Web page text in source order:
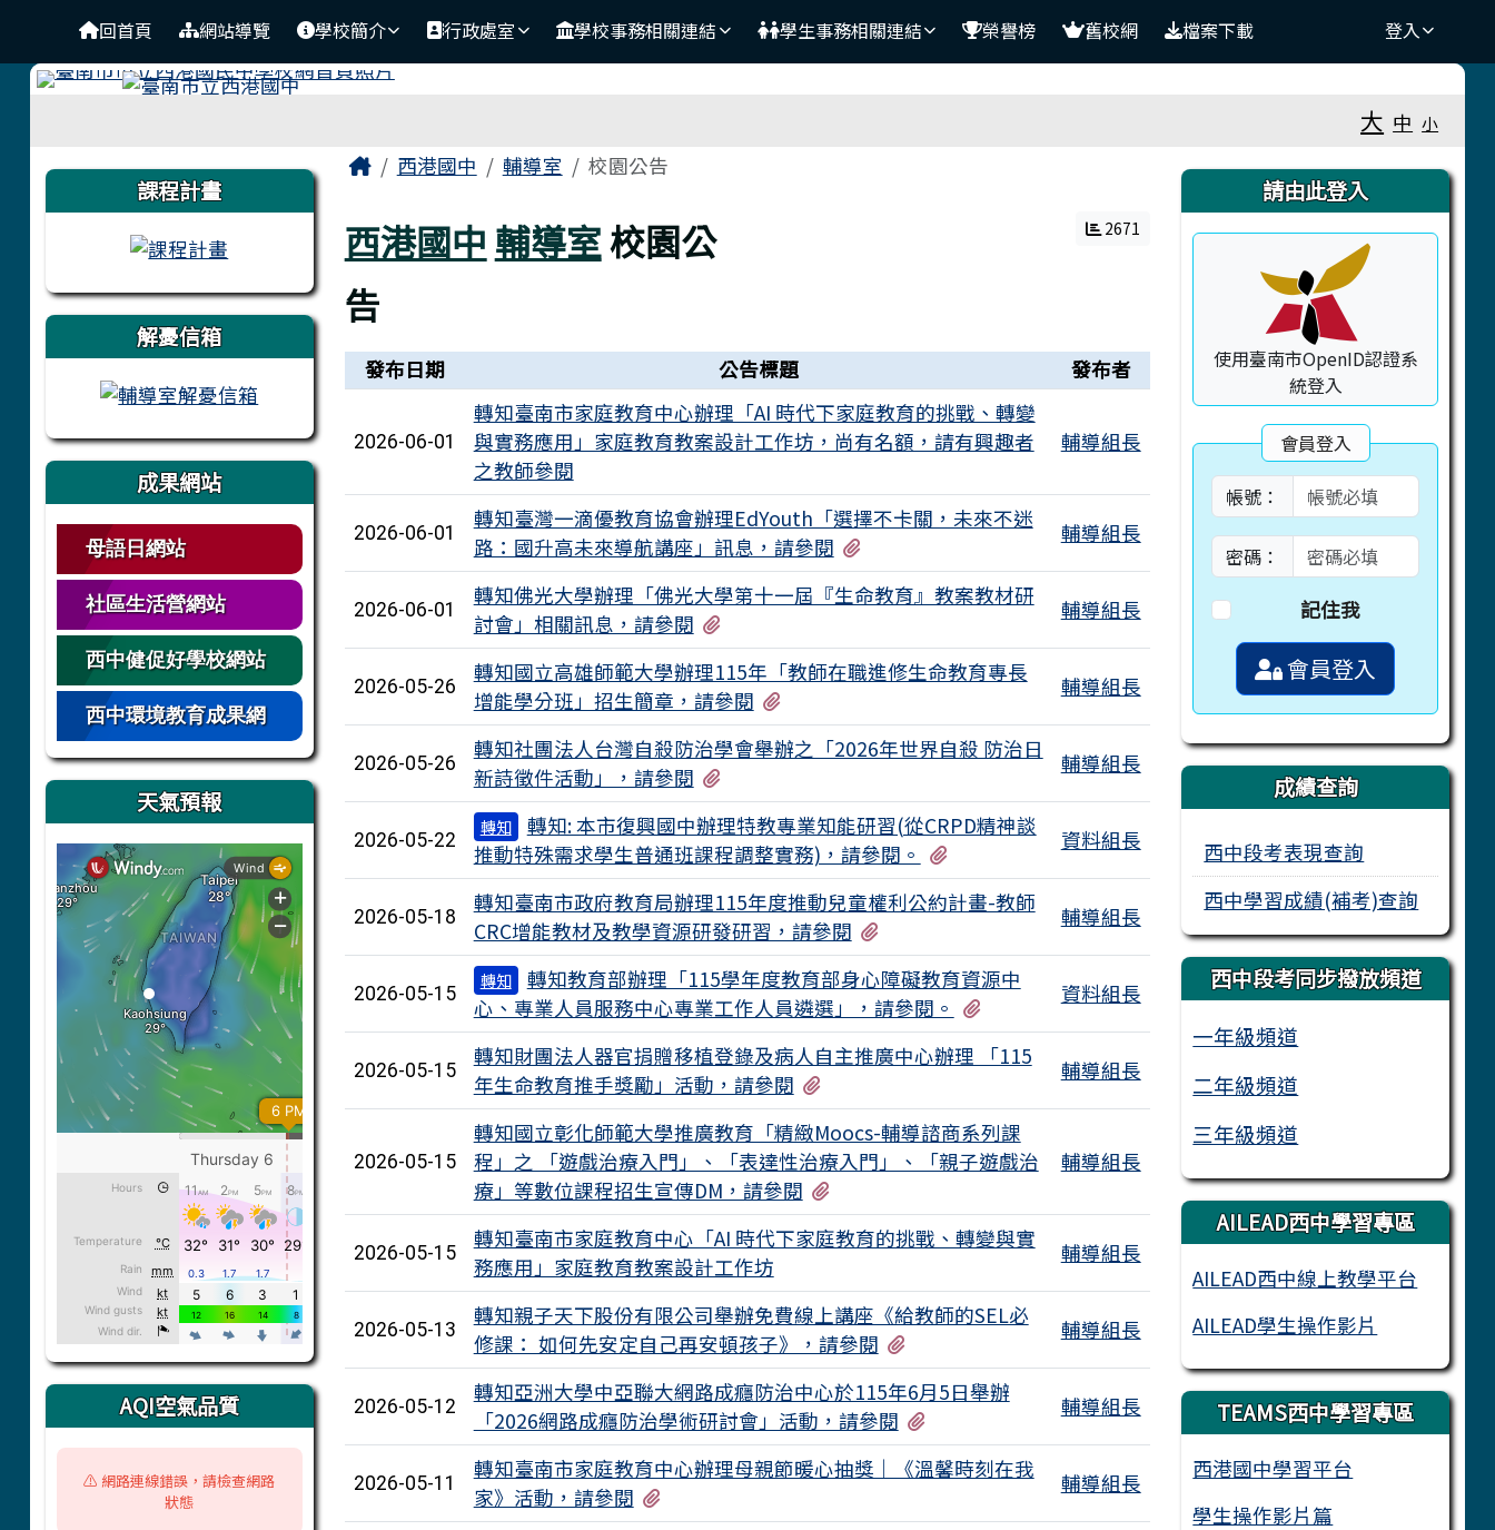
臺南市立西港國中
導覽列回首頁 網站導覽 學校簡介 行政處室 學校事務相關連結 學生事務相關連結 榮譽榜 舊校網 檔案下載 登入
大 中 小
左邊區域內容
課程計畫
解憂信箱
成果網站
母語日網站
社區生活營網站
西中健促好學校網站
西中環境教育成果網
天氣預報
AQI空氣品質
⚠️ 網路連線錯誤，請檢查網路
狀態
主內容區域
Home西港國中 輔導室 校園公告
西港國中 輔導室校園公
告
2671
新聞列表
發布日期 公告標題 發布者
2026-06-01
轉知臺南市家庭教育中心辦理「AI 時代下家庭教育的挑戰、轉變
與實務應用」家庭教育教案設計工作坊，尚有名額，請有興趣者
之教師參閱
輔導組長
2026-06-01
轉知臺灣一滴優教育協會辦理EdYouth「選擇不卡關，未來不迷
路：國升高未來導航講座」訊息，請參閱
輔導組長
2026-06-01
轉知佛光大學辦理「佛光大學第十一屆『生命教育』教案教材研
討會」相關訊息，請參閱
輔導組長
2026-05-26
轉知國立高雄師範大學辦理115年「教師在職進修生命教育專長
增能學分班」招生簡章，請參閱
輔導組長
2026-05-26
轉知社團法人台灣自殺防治學會舉辦之「2026年世界自殺 防治日
新詩徵件活動」，請參閱
輔導組長
2026-05-22
轉知
轉知: 本市復興國中辦理特教專業知能研習(從CRPD精神談
推動特殊需求學生普通班課程調整實務)，請參閱。
資料組長
2026-05-18
轉知臺南市政府教育局辦理115年度推動兒童權利公約計畫-教師
CRC增能教材及教學資源研發研習，請參閱
輔導組長
2026-05-15
轉知
轉知教育部辦理「115學年度教育部身心障礙教育資源中
心、專業人員服務中心專業工作人員遴選」，請參閱。
有2個附檔資料組長
2026-05-15
轉知財團法人器官捐贈移植登錄及病人自主推廣中心辦理 「115
年生命教育推手獎勵」活動，請參閱
輔導組長
2026-05-15
轉知國立彰化師範大學推廣教育「精緻Moocs-輔導諮商系列課
程」之 「遊戲治療入門」、「表達性治療入門」、「親子遊戲治
療」等數位課程招生宣傳DM，請參閱
輔導組長
2026-05-15
轉知臺南市家庭教育中心「AI 時代下家庭教育的挑戰、轉變與實
務應用」家庭教育教案設計工作坊
輔導組長
2026-05-13
轉知親子天下股份有限公司舉辦免費線上講座《給教師的SEL必
修課： 如何先安定自己再安頓孩子》，請參閱
輔導組長
2026-05-12
轉知亞洲大學中亞聯大網路成癮防治中心於115年6月5日舉辦
「2026網路成癮防治學術研討會」活動，請參閱
輔導組長
2026-05-11
轉知臺南市家庭教育中心辦理母親節暖心抽獎｜《溫馨時刻在我
家》活動，請參閱
輔導組長
右邊區域內容
請由此登入
使用臺南市OpenID認證系
統登入
會員登入
帳號：
密碼：
記住我
會員登入
成績查詢
西中段考表現查詢
西中學習成績(補考)查詢
西中段考同步撥放頻道
一年級頻道
二年級頻道
三年級頻道
AILEAD西中學習專區
AILEAD西中線上教學平台
AILEAD學生操作影片
TEAMS西中學習專區
西港國中學習平台
學生操作影片篇
頁尾區域